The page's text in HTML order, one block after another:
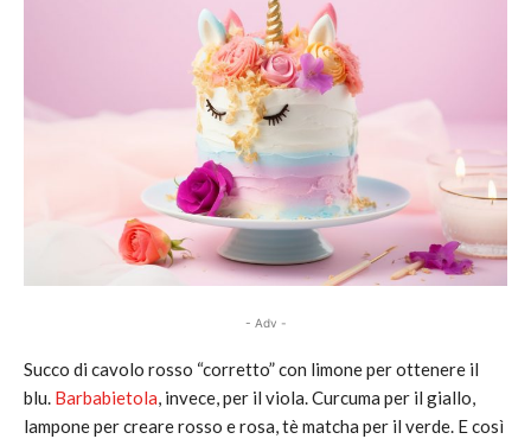
- Adv -
Succo di cavolo rosso “corretto” con limone per ottenere il
blu. Barbabietola, invece, per il viola. Curcuma per il giallo,
lampone per creare rosso e rosa, tè matcha per il verde. E così